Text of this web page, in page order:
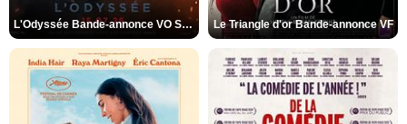
L'Odyssée Bande-annonce VO STFR Le Triangle d'or Bande-annonce VF